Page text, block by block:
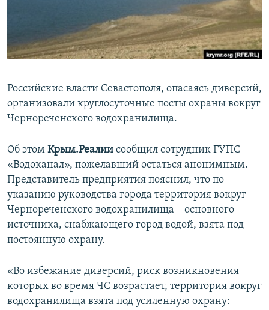
КРЫМ.НЕПОКОРЕННЫЙ
ELIFBE
Все сайты RFE/RL
Российские власти Севастополя, опасаясь диверсий,
организовали круглосуточные посты охраны вокруг
Чернореченского водохранилища.
Об этом Крым.Реалии сообщил сотрудник ГУПС
«Водоканал», пожелавший остаться анонимным.
Представитель предприятия пояснил, что по
указанию руководства города территория вокруг
Чернореченского водохранилища – основного
источника, снабжающего город водой, взята под
постоянную охрану.
«Во избежание диверсий, риск возникновения
которых во время ЧС возрастает, территория вокруг
водохранилища взята под усиленную охрану: